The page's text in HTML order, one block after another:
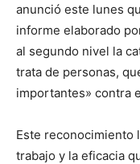
anunció este lunes
informe elaborado
al segundo nivel la
trata de personas,
importantes» contra
Este reconocimiento
trabajo y la eficacia